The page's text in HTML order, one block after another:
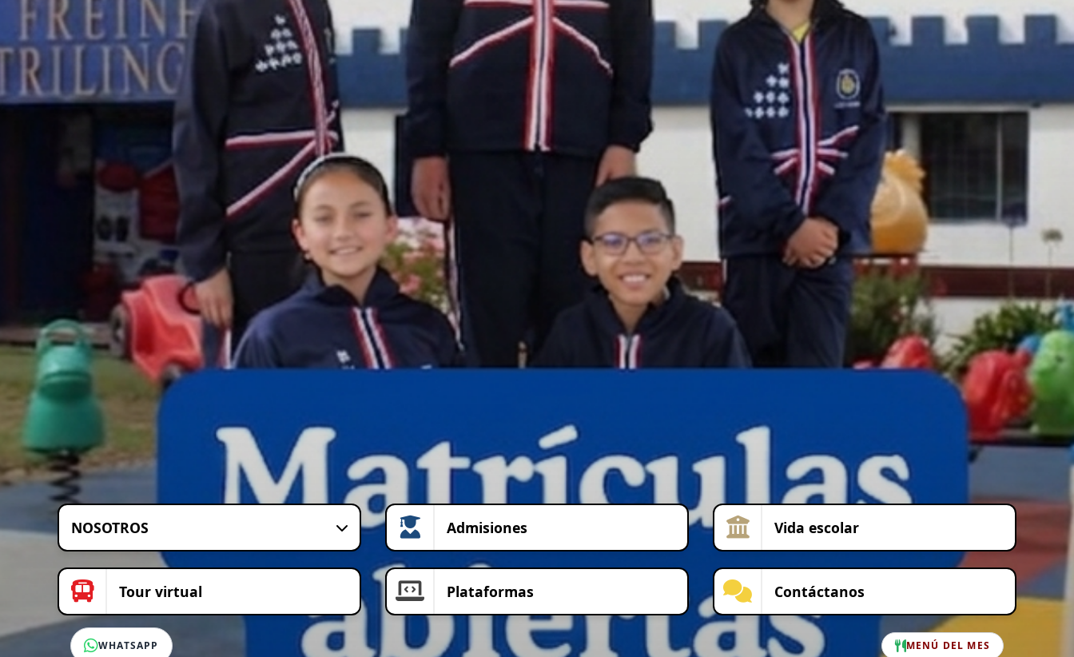
NOSOTROS Admisiones Vida escolar
Tour virtual Plataformas Contáctanos
WHATSAPP MENÚ DEL MES